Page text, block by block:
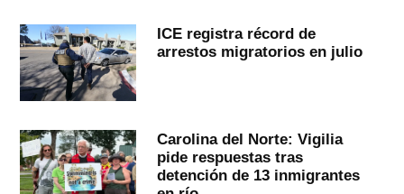
ICE registra récord de
arrestos migratorios en julio
Carolina del Norte: Vigilia
pide respuestas tras
detención de 13 inmigrantes